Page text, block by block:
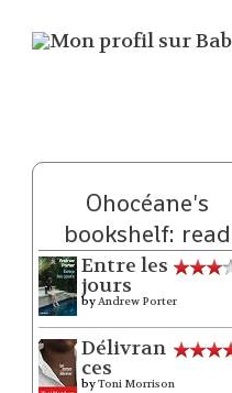
Ohocéane's
bookshelf: read
Entre les
jours
byAndrew Porter
Délivran
ces
byToni Morrison